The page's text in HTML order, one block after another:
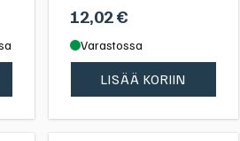
12,02€
Varastossa
LISÄÄ KORIIN